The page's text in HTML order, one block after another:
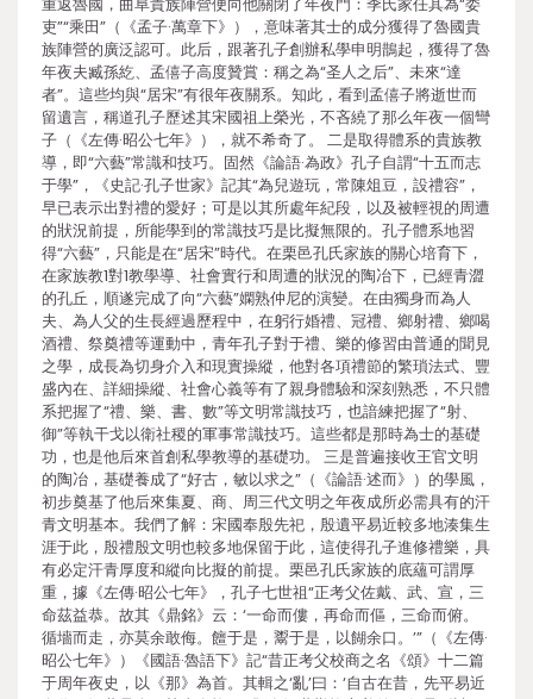
吏”“乘田”（《孟子·萬章下》），意味著其士的成分獲得了魯國貴
族陣營的廣泛認可。此后，跟著孔子創辦私學申明鵲起，獲得了魯
年夜夫臧孫紇、孟僖子高度贊賞：稱之為“圣人之后”、未來“達
者”。這些均與“居宋”有很年夜關系。知此，看到孟僖子將逝世而
留遺言，稱道孔子歷述其宋國祖上榮光，不吝繞了那么年夜一個彎
子（《左傳·昭公七年》），就不希奇了。 二是取得體系的貴族教
導，即“六藝”常識和技巧。固然《論語·為政》孔子自謂“十五而志
于學”，《史記·孔子世家》記其“為兒遊玩，常陳俎豆，設禮容”，
早已表示出對禮的愛好；可是以其所處年紀段，以及被輕視的周遭
的狀況前提，所能學到的常識技巧是比擬無限的。孔子體系地習
得“六藝”，只能是在“居宋”時代。在栗邑孔氏家族的關心培育下，
在家族教1對1教學導、社會實行和周遭的狀況的陶冶下，已經青澀
的孔丘，順遂完成了向“六藝”嫻熟仲尼的演變。在由獨身而為人
夫、為人父的生長經過歷程中，在躬行婚禮、冠禮、鄉射禮、鄉喝
酒禮、祭奠禮等運動中，青年孔子對于禮、樂的修習由普通的聞見
之學，成長為切身介入和現實操縱，他對各項禮節的繁瑣法式、豐
盛內在、詳細操縱、社會心義等有了親身體驗和深刻熟悉，不只體
系把握了“禮、樂、書、數”等文明常識技巧，也諳練把握了“射、
御”等執干戈以衛社稷的軍事常識技巧。這些都是那時為士的基礎
功，也是他后來首創私學教導的基礎功。 三是普遍接收王官文明
的陶冶，基礎養成了“好古，敏以求之”（《論語·述而》）的學風，
初步奠基了他后來集夏、商、周三代文明之年夜成所必需具有的汗
青文明基本。我們了解：宋國奉殷先祀，殷遺平易近較多地湊集生
涯于此，殷禮殷文明也較多地保留于此，這使得孔子進修禮樂，具
有必定汗青厚度和縱向比擬的前提。栗邑孔氏家族的底蘊可謂厚
重，據《左傳·昭公七年》，孔子七世祖“正考父佐戴、武、宣，三
命茲益恭。故其《鼎銘》云：‘一命而僂，再命而傴，三命而俯。
循墻而走，亦莫余敢侮。饘于是，鬻于是，以餬余口。’”（《左傳·
昭公七年》）《國語·魯語下》記“昔正考父校商之名《頌》十二篇
于周年夜史，以《那》為首。其輯之‘亂’曰：‘自古在昔，先平易近